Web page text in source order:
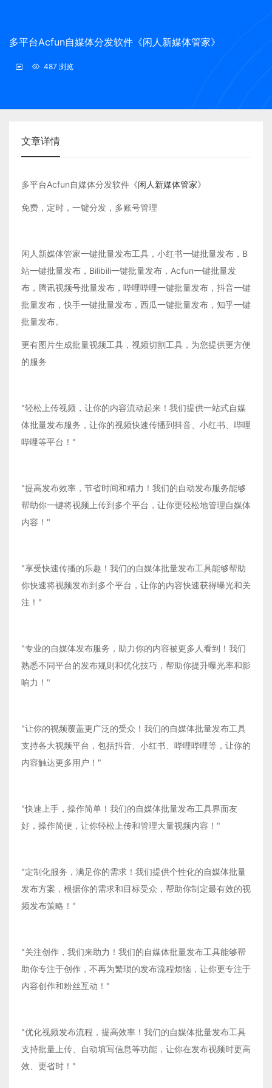
多平台Acfun自媒体分发软件《闲人新媒体管家》
487 浏览
文章详情
多平台Acfun自媒体分发软件《闲人新媒体管家》
免费，定时，一键分发，多账号管理
闲人新媒体管家一键批量发布工具，小红书一键批量发布，B
站一键批量发布，Bilibili一键批量发布，Acfun一键批量发
布，腾讯视频号批量发布，哔哩哔哩一键批量发布，抖音一键
批量发布，快手一键批量发布，西瓜一键批量发布，知乎一键
批量发布。
更有图片生成批量视频工具，视频切割工具，为您提供更方便
的服务
"轻松上传视频，让你的内容流动起来！我们提供一站式自媒
体批量发布服务，让你的视频快速传播到抖音、小红书、哔哩
哔哩等平台！"
"提高发布效率，节省时间和精力！我们的自动发布服务能够
帮助你一键将视频上传到多个平台，让你更轻松地管理自媒体
内容！"
"享受快速传播的乐趣！我们的自媒体批量发布工具能够帮助
你快速将视频发布到多个平台，让你的内容快速获得曝光和关
注！"
"专业的自媒体发布服务，助力你的内容被更多人看到！我们
熟悉不同平台的发布规则和优化技巧，帮助你提升曝光率和影
响力！"
"让你的视频覆盖更广泛的受众！我们的自媒体批量发布工具
支持各大视频平台，包括抖音、小红书、哔哩哔哩等，让你的
内容触达更多用户！"
"快速上手，操作简单！我们的自媒体批量发布工具界面友
好，操作简便，让你轻松上传和管理大量视频内容！"
"定制化服务，满足你的需求！我们提供个性化的自媒体批量
发布方案，根据你的需求和目标受众，帮助你制定最有效的视
频发布策略！"
"关注创作，我们来助力！我们的自媒体批量发布工具能够帮
助你专注于创作，不再为繁琐的发布流程烦恼，让你更专注于
内容创作和粉丝互动！"
"优化视频发布流程，提高效率！我们的自媒体批量发布工具
支持批量上传、自动填写信息等功能，让你在发布视频时更高
效、更省时！"